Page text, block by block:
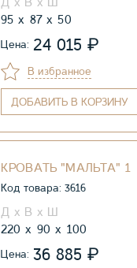
95 87 50
Цена: 24 015 ₽
В избранное
ДОБАВИТЬ В КОРЗИНУ
КРОВАТЬ "МАЛЬТА" 1
Код товара: 3616
220 90 100
Цена: 36 885 ₽